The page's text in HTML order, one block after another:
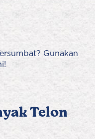
Gunakan
Telon